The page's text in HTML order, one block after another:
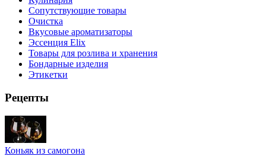
Сопутствующие товары
Очистка
Вкусовые ароматизаторы
Эссенция Elix
Товары для розлива и хранения
Бондарные изделия
Этикетки
Рецепты
Коньяк из самогона